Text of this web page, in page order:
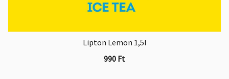
Lipton Lemon 1,5l
990 Ft